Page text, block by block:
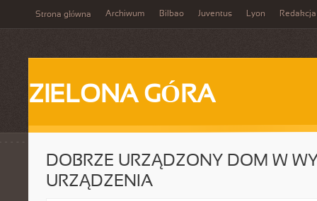
Strona główna Archiwum Bilbao Juventus Lyon Redakcja
ZIELONA GÓRA
DOBRZE URZĄDZONY DOM W
URZĄDZENIA